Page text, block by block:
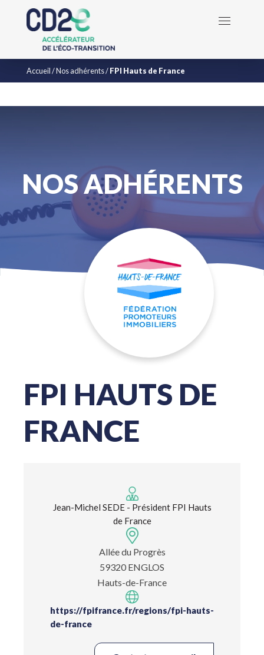
Accueil/Nos adhérents/FPI Hauts de France
NOS ADHÉRENTS
FPI HAUTS DE
FRANCE
Jean-Michel SEDE - Président FPI Hauts
de France
Allée du Progrès
59320 ENGLOS
Hauts-de-France
https://fpifrance.fr/regions/fpi-hauts-
de-france